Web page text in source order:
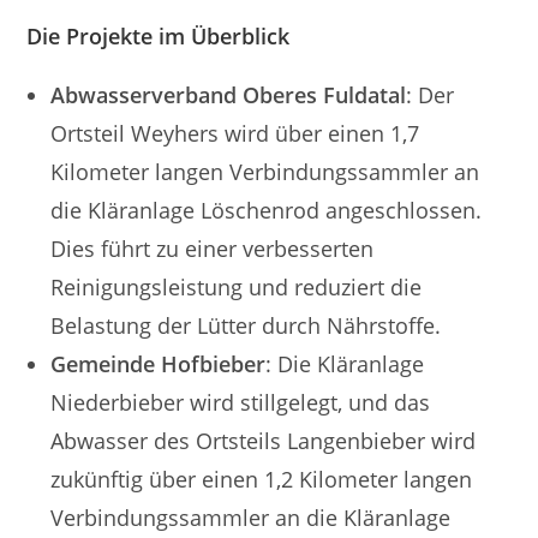
Die Projekte im Überblick
Abwasserverband Oberes Fuldatal: Der
Ortsteil Weyhers wird über einen 1,7
Kilometer langen Verbindungssammler an
die Kläranlage Löschenrod angeschlossen.
Dies führt zu einer verbesserten
Reinigungsleistung und reduziert die
Belastung der Lütter durch Nährstoffe.
Gemeinde Hofbieber: Die Kläranlage
Niederbieber wird stillgelegt, und das
Abwasser des Ortsteils Langenbieber wird
zukünftig über einen 1,2 Kilometer langen
Verbindungssammler an die Kläranlage